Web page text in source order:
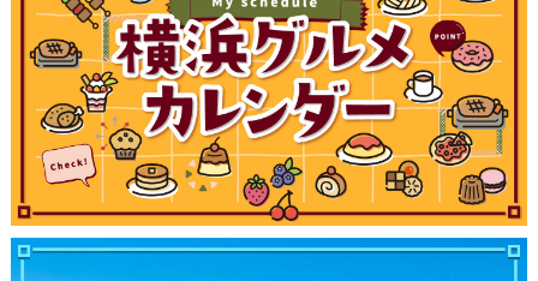
ブログ記事
サイトについて